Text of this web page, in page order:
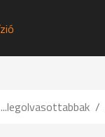
...legolvasottabbak